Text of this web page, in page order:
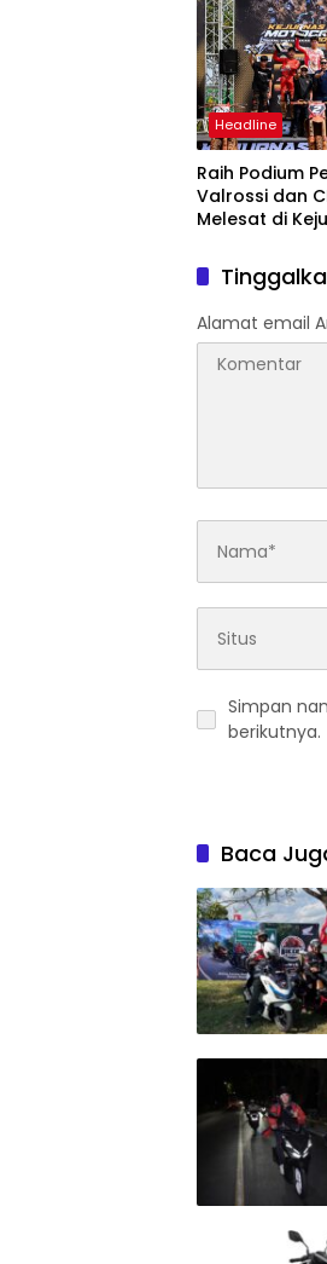
Headline
Raih Podium
Valrossi dan
Melesat di
Alamat email
Simpan
berikutnya.
Baca